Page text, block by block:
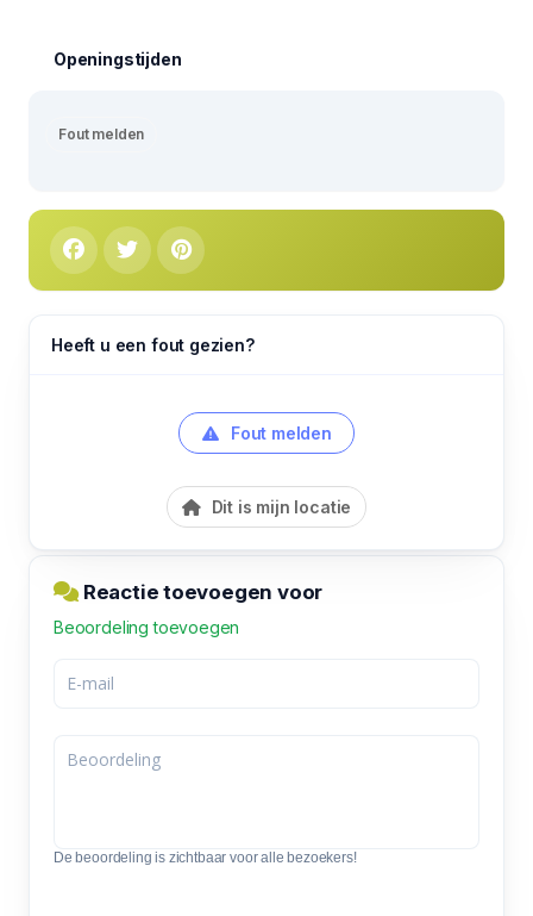
Openingstijden
Fout melden
Heeft u een fout gezien?
Fout melden
Dit is mijn locatie
Reactie toevoegen voor
Beoordeling toevoegen
De beoordeling is zichtbaar voor alle bezoekers!